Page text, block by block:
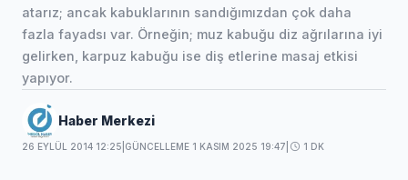
atarız; ancak kabuklarının sandığımızdan çok daha
fazla fayadsı var. Örneğin; muz kabuğu diz ağrılarına iyi
gelirken, karpuz kabuğu ise diş etlerine masaj etkisi
yapıyor.
Haber Merkezi
26 EYLÜL 2014 12:25 GÜNCELLEME 1 KASIM 2025 19:47 1 DK